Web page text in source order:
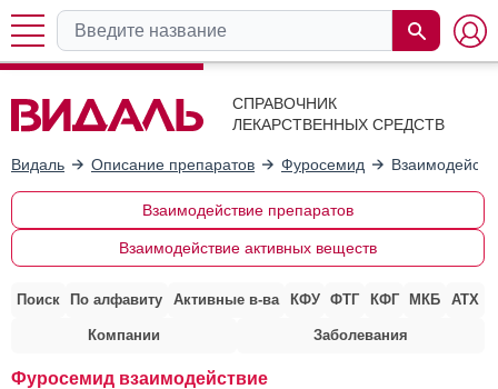
СПРАВОЧНИК
ЛЕКАРСТВЕННЫХ СРЕДСТВ
Видаль Описание препаратов Фуросемид
Взаимодействие препаратов
Взаимодействие активных веществ
Поиск По алфавиту Активные в-ва КФУ ФТГ КФГ МКБ АТХ
Компании Заболевания
Фуросемид взаимодействие